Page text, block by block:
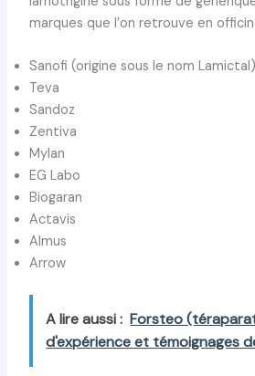
marques que l’on retrouve en
Sanofi (origine sous le nom Lamictal)
Teva
Sandoz
Zentiva
Mylan
EG Labo
Biogaran
Actavis
Almus
Arrow
A lire aussi : Forsteo
d'expérience et témoignages